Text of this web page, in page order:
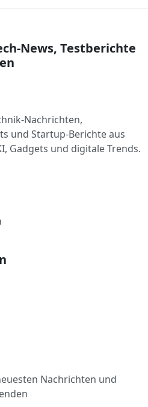
News, Testberichte
Nachrichten,
und Startup-Berichte aus
Gadgets und digitale Trends.
Nachrichten und